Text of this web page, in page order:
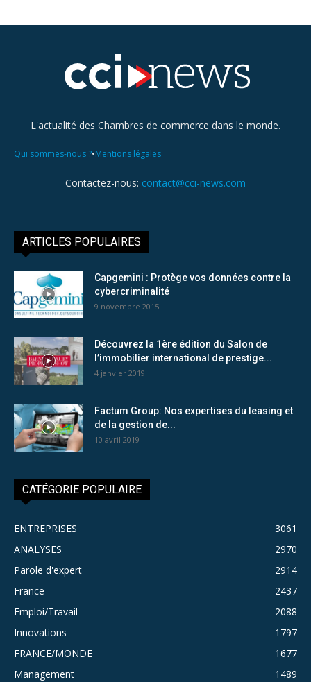
L'actualité des Chambres de commerce dans le monde.
Qui sommes-nous ?•Mentions légales
Contactez-nous: contact@cci-news.com
ARTICLES POPULAIRES
Capgemini : Protège vos données contre la
cybercriminalité
9 novembre 2015
Découvrez la 1ère édition du Salon de
l’immobilier international de prestige...
4 janvier 2019
Factum Group: Nos expertises du leasing et
de la gestion de...
10 avril 2019
CATÉGORIE POPULAIRE
ENTREPRISES
3061
ANALYSES
2970
Parole d'expert
2914
France
2437
Emploi/Travail
2088
Innovations
1797
FRANCE/MONDE
1677
Management
1489